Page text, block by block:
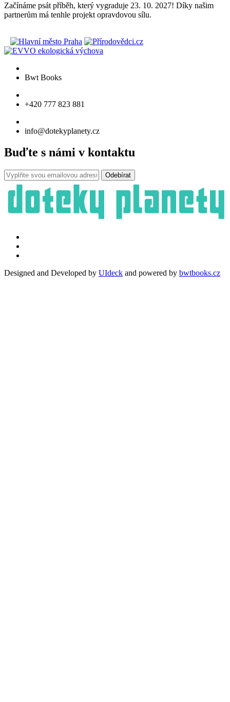
Začínáme psát příběh, který vygraduje 23. 10. 2027! Díky našim
partnerům má tenhle projekt opravdovou sílu.
Bwt Books
+420 777 823 881
info@dotekyplanety.cz
Buďte s námi v kontaktu
Odebírat
Designed and Developed by UIdeck and powered by bwtbooks.cz